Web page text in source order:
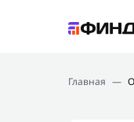
Новости
Главная —